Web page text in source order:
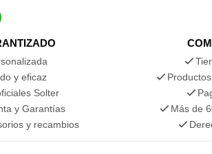
y eficaz
Solter
y Garantías
y recambios
Más de